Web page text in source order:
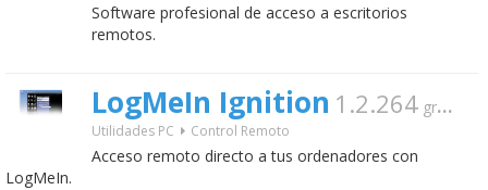
Software profesional de acceso a escritorios
remotos.
LogMeIn Ignition 1.2.264 gratis
Utilidades PC Control Remoto
Acceso remoto directo a tus ordenadores con
LogMeIn.